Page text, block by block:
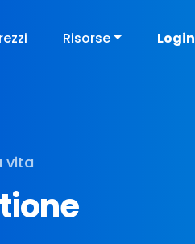
Risorse Login
vita